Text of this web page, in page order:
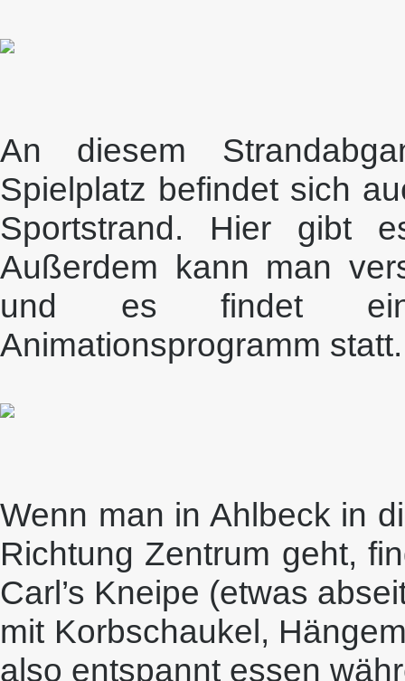
An diesem
Spielplatz befindet sich
Sportstrand. Hier gibt
Außerdem kann man
und es findet ein
Animationsprogramm statt.
Wenn man in Ahlbeck in
Richtung Zentrum geht,
Carl’s Kneipe (etwas
mit Korbschaukel,
also entspannt essen